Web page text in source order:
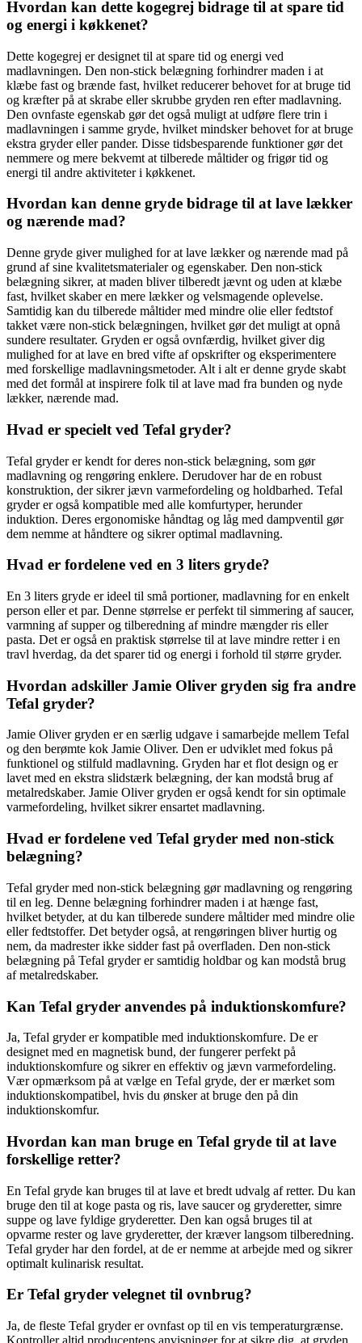
Hvordan kan dette kogegrej bidrage til at spare tid
og energi i køkkenet?
Dette kogegrej er designet til at spare tid og energi ved
madlavningen. Den non-stick belægning forhindrer maden i at
klæbe fast og brænde fast, hvilket reducerer behovet for at bruge tid
og kræfter på at skrabe eller skrubbe gryden ren efter madlavning.
Den ovnfaste egenskab gør det også muligt at udføre flere trin i
madlavningen i samme gryde, hvilket mindsker behovet for at bruge
ekstra gryder eller pander. Disse tidsbesparende funktioner gør det
nemmere og mere bekvemt at tilberede måltider og frigør tid og
energi til andre aktiviteter i køkkenet.
Hvordan kan denne gryde bidrage til at lave lækker
og nærende mad?
Denne gryde giver mulighed for at lave lækker og nærende mad på
grund af sine kvalitetsmaterialer og egenskaber. Den non-stick
belægning sikrer, at maden bliver tilberedt jævnt og uden at klæbe
fast, hvilket skaber en mere lækker og velsmagende oplevelse.
Samtidig kan du tilberede måltider med mindre olie eller fedtstof
takket være non-stick belægningen, hvilket gør det muligt at opnå
sundere resultater. Gryden er også ovnfærdig, hvilket giver dig
mulighed for at lave en bred vifte af opskrifter og eksperimentere
med forskellige madlavningsmetoder. Alt i alt er denne gryde skabt
med det formål at inspirere folk til at lave mad fra bunden og nyde
lækker, nærende mad.
Hvad er specielt ved Tefal gryder?
Tefal gryder er kendt for deres non-stick belægning, som gør
madlavning og rengøring enklere. Derudover har de en robust
konstruktion, der sikrer jævn varmefordeling og holdbarhed. Tefal
gryder er også kompatible med alle komfurtyper, herunder
induktion. Deres ergonomiske håndtag og låg med dampventil gør
dem nemme at håndtere og sikrer optimal madlavning.
Hvad er fordelene ved en 3 liters gryde?
En 3 liters gryde er ideel til små portioner, madlavning for en enkelt
person eller et par. Denne størrelse er perfekt til simmering af saucer,
varmning af supper og tilberedning af mindre mængder ris eller
pasta. Det er også en praktisk størrelse til at lave mindre retter i en
travl hverdag, da det sparer tid og energi i forhold til større gryder.
Hvordan adskiller Jamie Oliver gryden sig fra andre
Tefal gryder?
Jamie Oliver gryden er en særlig udgave i samarbejde mellem Tefal
og den berømte kok Jamie Oliver. Den er udviklet med fokus på
funktionel og stilfuld madlavning. Gryden har et flot design og er
lavet med en ekstra slidstærk belægning, der kan modstå brug af
metalredskaber. Jamie Oliver gryden er også kendt for sin optimale
varmefordeling, hvilket sikrer ensartet madlavning.
Hvad er fordelene ved Tefal gryder med non-stick
belægning?
Tefal gryder med non-stick belægning gør madlavning og rengøring
til en leg. Denne belægning forhindrer maden i at hænge fast,
hvilket betyder, at du kan tilberede sundere måltider med mindre olie
eller fedtstoffer. Det betyder også, at rengøringen bliver hurtig og
nem, da madrester ikke sidder fast på overfladen. Den non-stick
belægning på Tefal gryder er samtidig holdbar og kan modstå brug
af metalredskaber.
Kan Tefal gryder anvendes på induktionskomfure?
Ja, Tefal gryder er kompatible med induktionskomfure. De er
designet med en magnetisk bund, der fungerer perfekt på
induktionskomfure og sikrer en effektiv og jævn varmefordeling.
Vær opmærksom på at vælge en Tefal gryde, der er mærket som
induktionskompatibel, hvis du ønsker at bruge den på din
induktionskomfur.
Hvordan kan man bruge en Tefal gryde til at lave
forskellige retter?
En Tefal gryde kan bruges til at lave et bredt udvalg af retter. Du kan
bruge den til at koge pasta og ris, lave saucer og gryderetter, simre
suppe og lave fyldige gryderetter. Den kan også bruges til at
opvarme rester og lave gryderetter, der kræver langsom tilberedning.
Tefal gryder har den fordel, at de er nemme at arbejde med og sikrer
optimalt kulinarisk resultat.
Er Tefal gryder velegnet til ovnbrug?
Ja, de fleste Tefal gryder er ovnfast op til en vis temperaturgrænse.